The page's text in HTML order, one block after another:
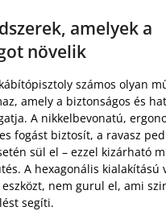
amelyek a
növelik
számos olyan
amely a biztonságos és
A nikkelbevonatú,
fogást biztosít, a ravasz
sül el – ezzel kizárható
A hexagonális kialakítású
nem gurul el, ami
segíti.